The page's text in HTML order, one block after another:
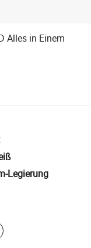
Alles in Einem
Legierung